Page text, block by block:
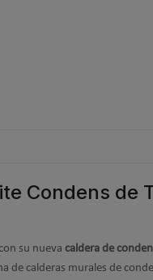
Condens de
su nueva caldera de
de calderas murales de